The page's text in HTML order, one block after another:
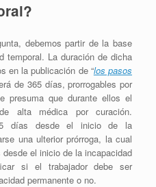
debemos partir de la base
temporal. La duración de dicha
en la publicación de “los pasos
de 365 días, prorrogables por
presuma que durante ellos el
alta médica por curación.
días desde el inicio de la
una ulterior prórroga, la cual
el inicio de la incapacidad
si el trabajador debe ser
permanente o no.